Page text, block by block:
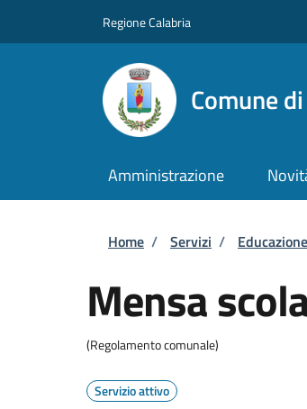
Regione Calabria
Comune
Amministrazione
Briciole di
Home / Servizi /
Mensa
(Regolamento comunale)
Servizio attivo